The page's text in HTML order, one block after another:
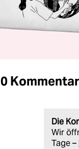
0
Die
Wir
Tage –